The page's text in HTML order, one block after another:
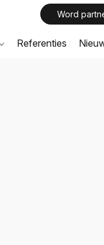
Word
Referenties